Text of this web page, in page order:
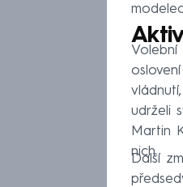
Volební
udrželi
Martin
nich.
Další